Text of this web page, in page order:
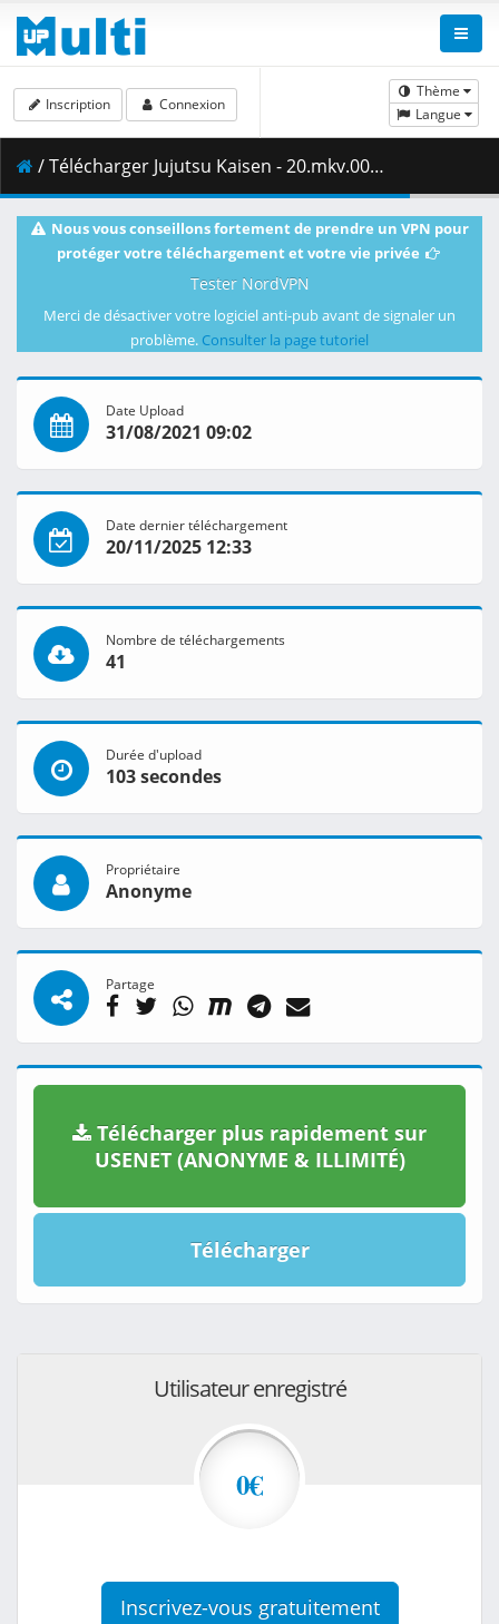
Thème
Langue
Inscription Connexion
/ Télécharger Jujutsu Kaisen - 20.mkv.002 ( 290.11 MB )
Nous vous conseillons fortement de prendre un VPN pour
protéger votre téléchargement et votre vie privée
Tester NordVPN
Merci de désactiver votre logiciel anti-pub avant de signaler un
problème. Consulter la page tutoriel
Date Upload
31/08/2021 09:02
Date dernier téléchargement
20/11/2025 12:33
Nombre de téléchargements
41
Durée d'upload
103 secondes
Propriétaire
Anonyme
Partage
Télécharger plus rapidement sur
USENET (ANONYME & ILLIMITÉ)
Télécharger
Utilisateur enregistré
0€
Inscrivez-vous gratuitement